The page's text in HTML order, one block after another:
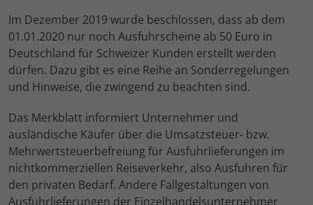
Im Dezember 2019 wurde beschlossen, dass ab dem
01.01.2020 nur noch Ausfuhrscheine ab 50 Euro in
Deutschland für Schweizer Kunden erstellt werden
dürfen. Dazu gibt es eine Reihe an Sonderregelungen
und Hinweise, die zwingend zu beachten sind.
Das Merkblatt informiert Unternehmer und
ausländische Käufer über die Umsatzsteuer- bzw.
Mehrwertsteuerbefreiung für Ausfuhrlieferungen im
nichtkommerziellen Reiseverkehr, also Ausfuhren für
den privaten Bedarf. Andere Fallgestaltungen von
Ausfuhrlieferungen der Einzelhandelsunternehmer